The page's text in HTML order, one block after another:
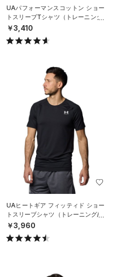
UAパフォーマンスコットン ショー
トスリーブTシャツ（トレーニング/
MEN）
￥3,410
UAヒートギア フィッティド ショー
トスリーブシャツ（トレーニング/M
EN）
￥3,960